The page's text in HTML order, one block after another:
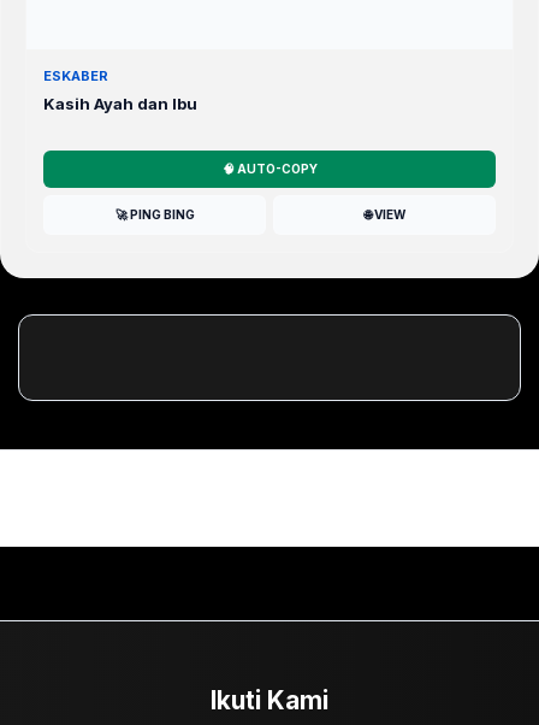
ESKABER
Kasih Ayah dan Ibu
🧠 AUTO-COPY
🚀 PING BING 🌐 VIEW
Ikuti Kami